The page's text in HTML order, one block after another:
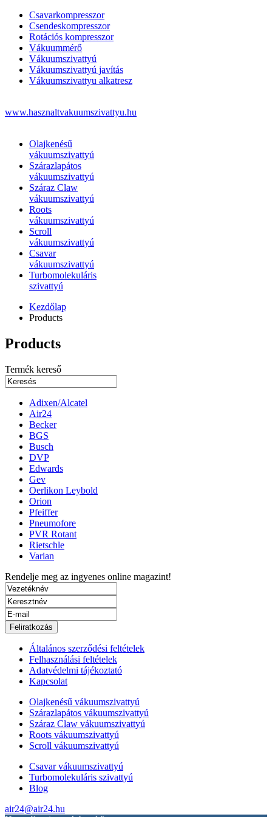
Csavarkompresszor
Csendeskompresszor
Rotációs kompresszor
Vákuummérő
Vákuumszivattyú
Vákuumszivattyú javítás
Vákuumszivattyu alkatresz
www.hasznaltvakuumszivattyu.hu
Olajkenésű
vákuumszivattyú
Szárazlapátos
vákuumszivattyú
Száraz Claw
vákuumszivattyú
Roots
vákuumszivattyú
Scroll
vákuumszivattyú
Csavar
vákuumszivattyú
Turbomolekuláris
szivattyú
Kezdőlap
Products
Products
Termék kereső
Adixen/Alcatel
Air24
Becker
BGS
Busch
DVP
Edwards
Gev
Oerlikon Leybold
Orion
Pfeiffer
Pneumofore
PVR Rotant
Rietschle
Varian
Rendelje meg az ingyenes online magazint!
Általános szerződési feltételek
Felhasználási feltételek
Adatvédelmi tájékoztató
Kapcsolat
Olajkenésű vákuumszivattyú
Szárazlapátos vákuumszivattyú
Száraz Claw vákuumszivattyú
Roots vákuumszivattyú
Scroll vákuumszivattyú
Csavar vákuumszivattyú
Turbomolekuláris szivattyú
Blog
air24@air24.hu